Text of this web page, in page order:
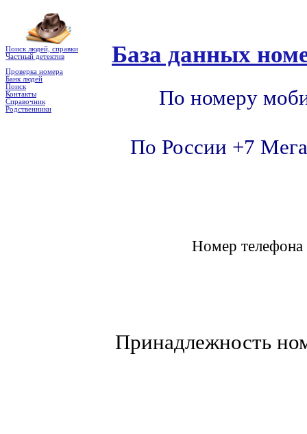
Поиск людей, справки
Частный детектив
Проверка номера
Банк людей
Поиск
Контакты
Справочник
Родственники
База данных
По номеру
По России +7
Номер
Принадлежность